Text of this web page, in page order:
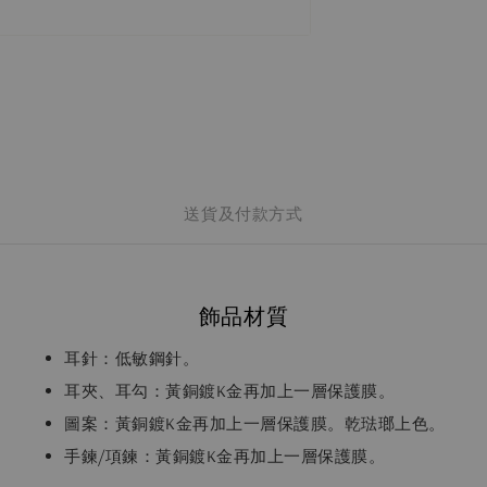
送貨及付款方式
飾品材質
耳針：低敏鋼針。
耳夾、耳勾：黃銅鍍K金再加上一層保護膜。
圖案：黃銅鍍K金再加上一層保護膜。乾琺瑯上色。
手鍊/項鍊：黃銅鍍K金再加上一層保護膜。